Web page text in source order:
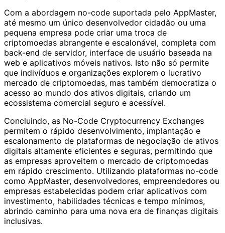
Com a abordagem no-code suportada pelo AppMaster,
até mesmo um único desenvolvedor cidadão ou uma
pequena empresa pode criar uma troca de
criptomoedas abrangente e escalonável, completa com
back-end de servidor, interface de usuário baseada na
web e aplicativos móveis nativos. Isto não só permite
que indivíduos e organizações explorem o lucrativo
mercado de criptomoedas, mas também democratiza o
acesso ao mundo dos ativos digitais, criando um
ecossistema comercial seguro e acessível.
Concluindo, as No-Code Cryptocurrency Exchanges
permitem o rápido desenvolvimento, implantação e
escalonamento de plataformas de negociação de ativos
digitais altamente eficientes e seguras, permitindo que
as empresas aproveitem o mercado de criptomoedas
em rápido crescimento. Utilizando plataformas no-code
como AppMaster, desenvolvedores, empreendedores ou
empresas estabelecidas podem criar aplicativos com
investimento, habilidades técnicas e tempo mínimos,
abrindo caminho para uma nova era de finanças digitais
inclusivas.